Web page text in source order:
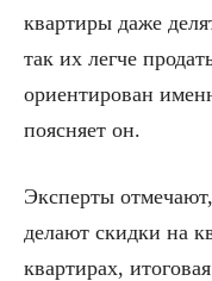
квартиры даже
так их легче
ориентирован
поясняет он.
Эксперты
делают скидки на
квартирах,